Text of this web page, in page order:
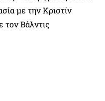
με την Κριστίν
τον Βάλντις